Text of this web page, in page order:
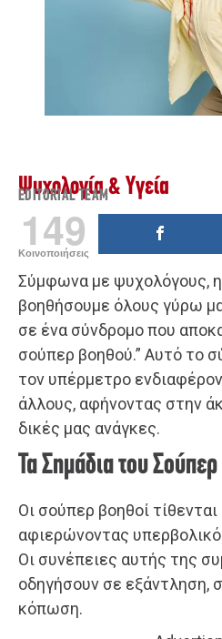
Ψυχολογία & Υγεία
EDITORIAL TEAM
149
Κοινοποιήσεις
Σύμφωνα με ψυχολόγους, η
βοηθήσουμε όλους γύρω
σε ένα σύνδρομο που
σούπερ βοηθού.” Αυτό το
τον υπέρμετρο
άλλους, αφήνοντας στην
δικές μας ανάγκες.
Τα Σημάδια του
Οι σούπερ βοηθοί
αφιερώνοντας
Οι συνέπειες αυτής της
οδηγήσουν σε εξάντληση,
κόπωση.